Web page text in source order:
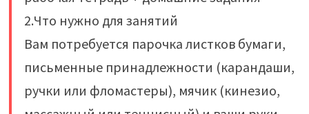
2.Что нужно для занятий
Вам потребуется парочка листков бумаги,
письменные принадлежности (карандаши,
ручки или фломастеры), мячик (кинезио,